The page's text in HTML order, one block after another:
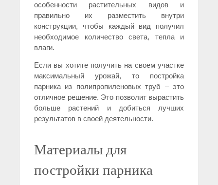
особенности растительных видов и
правильно их разместить внутри
конструкции, чтобы каждый вид получил
необходимое количество света, тепла и
влаги.
Если вы хотите получить на своем участке
максимальный урожай, то постройка
парника из полипропиленовых труб – это
отличное решение. Это позволит вырастить
больше растений и добиться лучших
результатов в своей деятельности.
Материалы для
постройки парника